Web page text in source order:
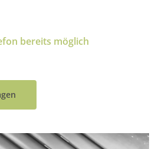
bereits möglich